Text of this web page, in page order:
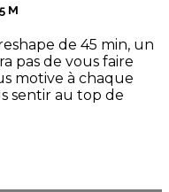
de 45 min, un
pas de vous faire
motive à chaque
sentir au top de